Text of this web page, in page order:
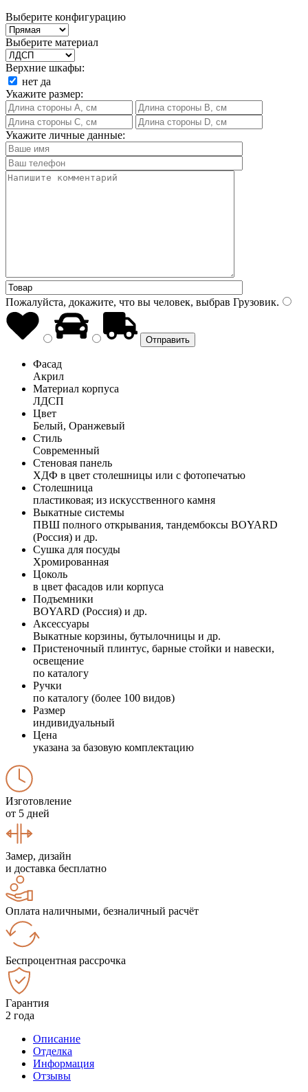
Выберите конфигурацию
Выберите материал
Верхние шкафы:
нет да
Укажите размер:
Укажите личные данные:
Пожалуйста, докажите, что вы человек, выбрав Грузовик.
Фасад
Акрил
Материал корпуса
ЛДСП
Цвет
Белый, Оранжевый
Стиль
Современный
Стеновая панель
ХДФ в цвет столешницы или с фотопечатью
Столешница
пластиковая; из искусственного камня
Выкатные системы
ПВШ полного открывания, тандембоксы BOYARD
(Россия) и др.
Сушка для посуды
Хромированная
Цоколь
в цвет фасадов или корпуса
Подъемники
BOYARD (Россия) и др.
Аксессуары
Выкатные корзины, бутылочницы и др.
Пристеночный плинтус, барные стойки и навески,
освещение
по каталогу
Ручки
по каталогу (более 100 видов)
Размер
индивидуальный
Цена
указана за базовую комплектацию
Изготовление
от 5 дней
Замер, дизайн
и доставка бесплатно
Оплата наличными, безналичный расчёт
Беспроцентная рассрочка
Гарантия
2 года
Описание
Отделка
Информация
Отзывы